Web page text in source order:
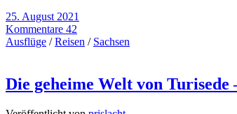
25. August 2021
Kommentare 42
Ausflüge /Reisen / Sachsen
Die geheime Welt von